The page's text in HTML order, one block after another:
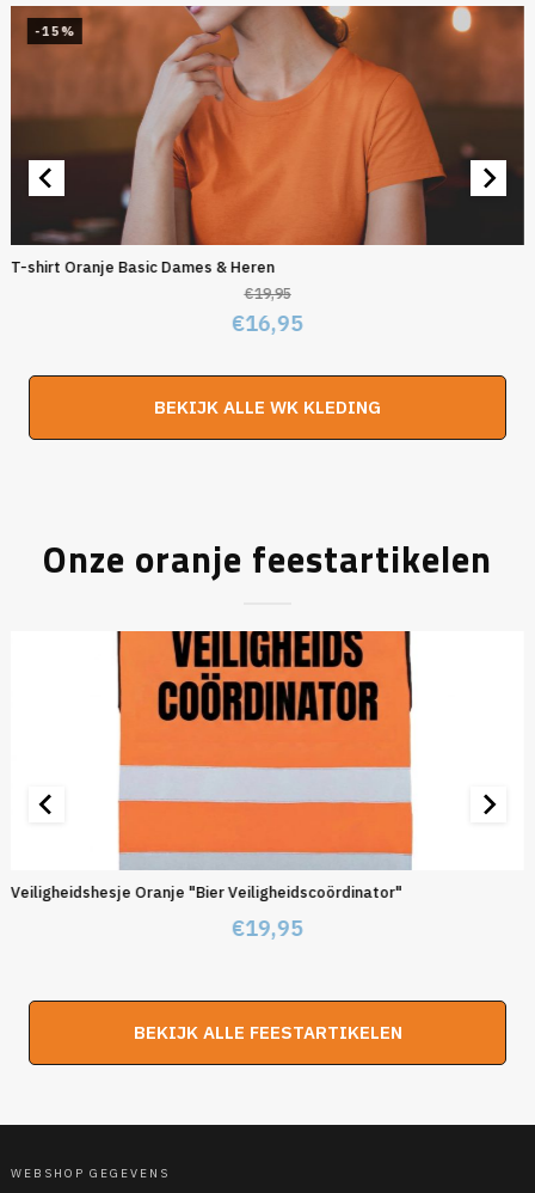
-15%
T-shirt Oranje Basic Dames & Heren
€19,95
Oorspronkelijke
€16,95Huidige
BEKIJK ALLE WK KLEDING
Onze oranje feestartikelen
Veiligheidshesje Oranje "Bier Veiligheidscoördinator"
€19,95
BEKIJK ALLE FEESTARTIKELEN
WEBSHOP GEGEVENS